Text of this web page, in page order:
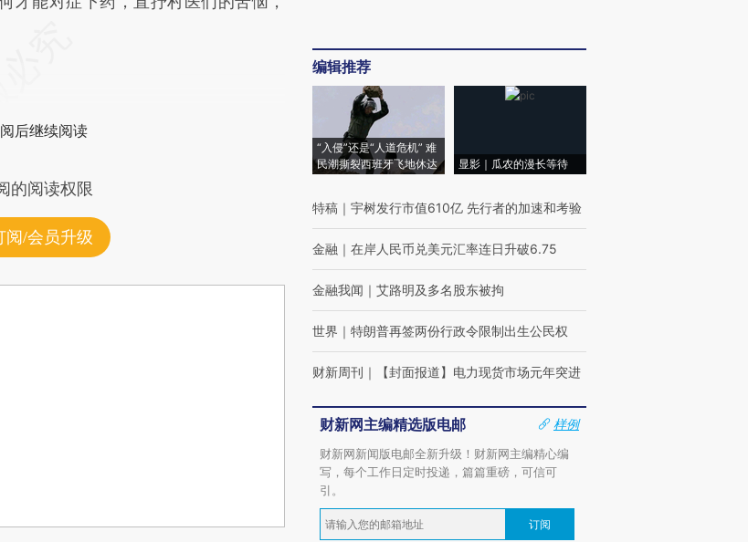
后继续阅读
的阅读权限
阅/会员升级
编辑推荐
“入侵”还是“人道危机” 难
民潮撕裂西班牙飞地休达
显影｜瓜农的漫长等待
特稿 ｜ 宇树发行市值610亿 先行者的加速和考验
金融 ｜ 在岸人民币兑美元汇率连日升破6.75
金融我闻 ｜ 艾路明及多名股东被拘
世界 ｜ 特朗普再签两份行政令限制出生公民权
财新周刊 ｜ 【封面报道】电力现货市场元年突进
财新网主编精选版电邮
样例
财新网新闻版电邮全新升级！财新网主编精心编
写，每个工作日定时投递，篇篇重磅，可信可
引。
订阅